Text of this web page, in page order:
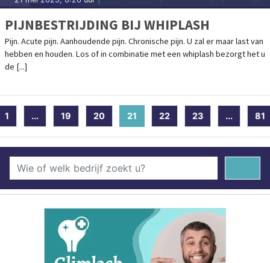
PIJNBESTRIJDING BIJ WHIPLASH
Pijn. Acute pijn. Aanhoudende pijn. Chronische pijn. U zal er maar last van
hebben en houden. Los of in combinatie met een whiplash bezorgt het u
de [...]
1 ... 19 20 21 (current)
22 23 ... 81